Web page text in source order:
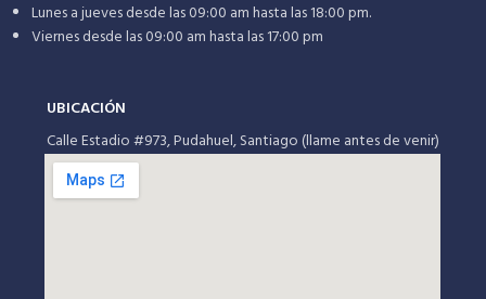
Lunes a jueves desde las 09:00 am hasta las 18:00 pm.
Viernes desde las 09:00 am hasta las 17:00 pm
UBICACIÓN
Calle Estadio #973, Pudahuel, Santiago (llame antes de venir)